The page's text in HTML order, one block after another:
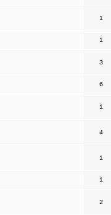
1
1
3
6
1
4
1
1
2